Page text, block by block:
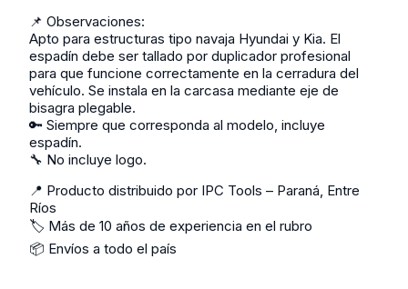
📌 Observaciones:
Apto para estructuras tipo navaja Hyundai y Kia. El
espadín debe ser tallado por duplicador profesional
para que funcione correctamente en la cerradura del
vehículo. Se instala en la carcasa mediante eje de
bisagra plegable.
🔑 Siempre que corresponda al modelo, incluye
espadín.
🔧 No incluye logo.
📍 Producto distribuido por IPC Tools – Paraná, Entre
Ríos
🏷️ Más de 10 años de experiencia en el rubro
📦 Envíos a todo el país